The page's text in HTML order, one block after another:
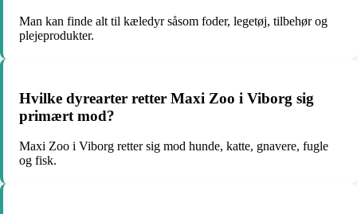
Man kan finde alt til kæledyr såsom foder, legetøj, tilbehør og
plejeprodukter.
Hvilke dyrearter retter Maxi Zoo i Viborg sig
primært mod?
Maxi Zoo i Viborg retter sig mod hunde, katte, gnavere, fugle
og fisk.